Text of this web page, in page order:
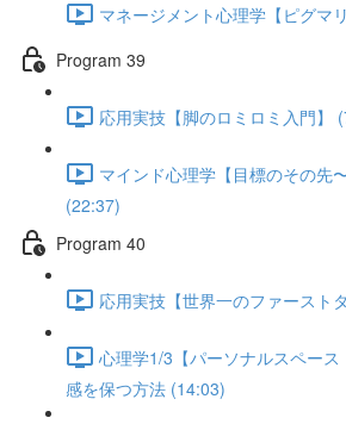
マネージメント心理学【ピグマ
Program 39
応用実技【脚のロミロミ入門】
マインド心理学【目標のその先
(22:37)
Program 40
応用実技【世界一のファースト
心理学1/3【パーソナルスペー
感を保つ方法 (14:03)